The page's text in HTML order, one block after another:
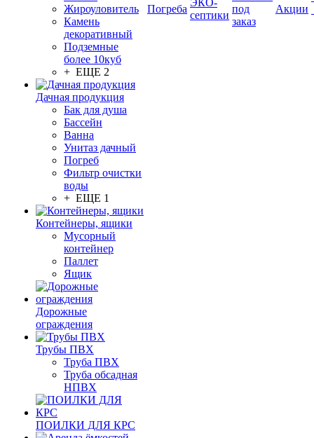
Жироуловитель
Камень
декоративный
Подземные
более 10куб
+ ЕЩЕ 2
Дачная продукция
Бак для душа
Бассейн
Ванна
Унитаз дачный
Погреб
Фильтр очистки
воды
+ ЕЩЕ 1
Контейнеры, ящики
Мусорный
контейнер
Паллет
Ящик
Дорожные
ограждения
Трубы ПВХ
Труба ПВХ
Труба обсадная
НПВХ
ПОИЛКИ ДЛЯ КРС
Погреба
ЭКО-
септики
под
заказ
Акции